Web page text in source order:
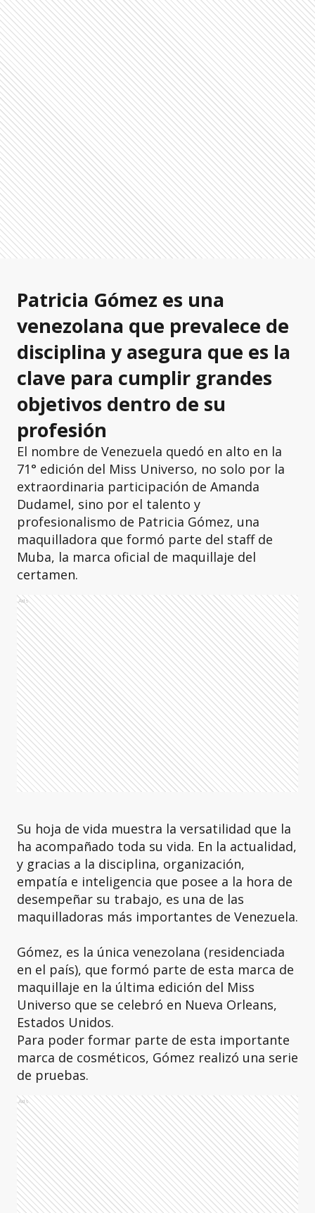
Patricia Gómez es una
venezolana que prevalece de
disciplina y asegura que es la
clave para cumplir grandes
objetivos dentro de su
profesión
El nombre de Venezuela quedó en alto en la
71° edición del Miss Universo, no solo por la
extraordinaria participación de Amanda
Dudamel, sino por el talento y
profesionalismo de Patricia Gómez, una
maquilladora que formó parte del staff de
Muba, la marca oficial de maquillaje del
certamen.
Ads
Su hoja de vida muestra la versatilidad que la
ha acompañado toda su vida. En la actualidad,
y gracias a la disciplina, organización,
empatía e inteligencia que posee a la hora de
desempeñar su trabajo, es una de las
maquilladoras más importantes de Venezuela.
Gómez, es la única venezolana (residenciada
en el país), que formó parte de esta marca de
maquillaje en la última edición del Miss
Universo que se celebró en Nueva Orleans,
Estados Unidos.
Para poder formar parte de esta importante
marca de cosméticos, Gómez realizó una serie
de pruebas.
Ads